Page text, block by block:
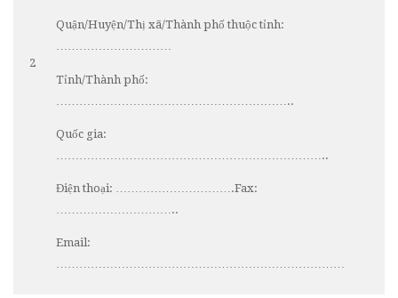
2
Quận/Huyện/Thị xã/Thành phố thuộc tỉnh:
…………………………
Tỉnh/Thành phố:
……………………………………………………..
Quốc gia:
……………………………………………………………..
Điện thoại: ………………………….Fax:
…………………………..
Email: